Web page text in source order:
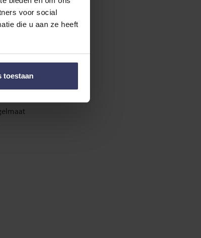
voor social
die u aan ze heeft
toestaan
de
het